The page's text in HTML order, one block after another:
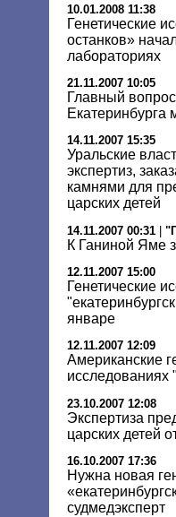
10.01.2008 11:38
Генетические
останков»
лабораториях
21.11.2007 10:05
Главный
14.11.2007 15:35
Уральские
экспертиз,
камнями для
царских детей
14.11.2007 00:31 |
К Ганиной Яме
12.11.2007 15:00
Генетические
январе
12.11.2007 12:09
Американские
исследованиях
23.10.2007 12:08
Экспертиза
царских детей
16.10.2007 17:36
Нужна новая
судмедэксперт